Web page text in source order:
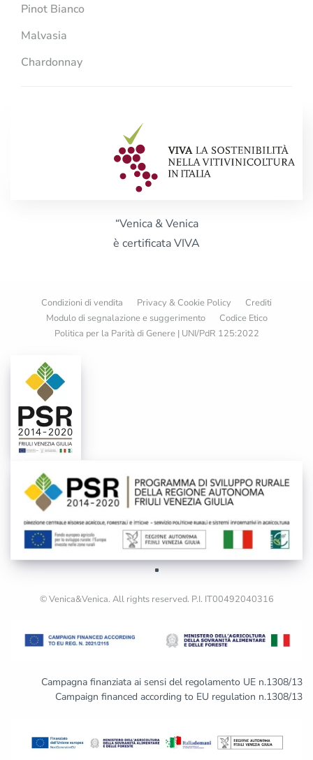
Pinot Bianco
Malvasia
Chardonnay
“Venica & Venica
è certificata VIVA
Condizioni di vendita Privacy & Cookie Policy
Crediti
Modulo di segnalazione e suggerimento
Codice Etico
Politica per la Parità di Genere | UNI/PdR 125:2022
© Venica&Venica. All rights reserved. P.I. IT00492040316
Campagna finanziata ai sensi del regolamento UE n.1308/13
Campaign financed according to EU regulation n.1308/13